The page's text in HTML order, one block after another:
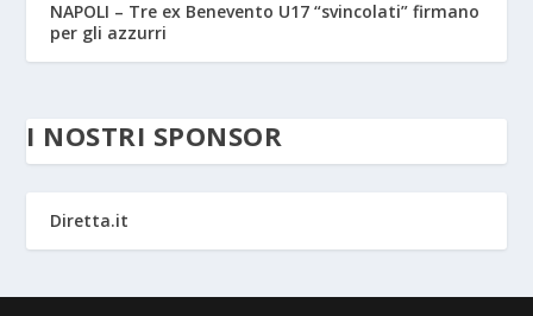
NAPOLI – Tre ex Benevento U17 “svincolati” firmano
per gli azzurri
I NOSTRI SPONSOR
Diretta.it